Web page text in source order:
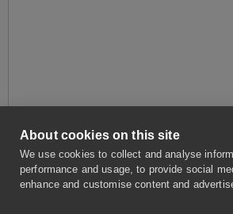
About cookies on this site
We use cookies to collect and analyse
performance and usage, to provide social
enhance and customise content and